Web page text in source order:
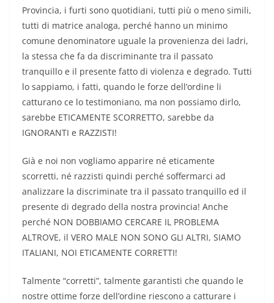
Provincia, i furti sono quotidiani, tutti più o meno simili,
tutti di matrice analoga, perché hanno un minimo
comune denominatore uguale la provenienza dei ladri,
la stessa che fa da discriminante tra il passato
tranquillo e il presente fatto di violenza e degrado. Tutti
lo sappiamo, i fatti, quando le forze dell’ordine li
catturano ce lo testimoniano, ma non possiamo dirlo,
sarebbe ETICAMENTE SCORRETTO, sarebbe da
IGNORANTI e RAZZISTI!
Già e noi non vogliamo apparire né eticamente
scorretti, né razzisti quindi perché soffermarci ad
analizzare la discriminate tra il passato tranquillo ed il
presente di degrado della nostra provincia! Anche
perché NON DOBBIAMO CERCARE IL PROBLEMA
ALTROVE, il VERO MALE NON SONO GLI ALTRI, SIAMO
ITALIANI, NOI ETICAMENTE CORRETTI!
Talmente “corretti”, talmente garantisti che quando le
nostre ottime forze dell’ordine riescono a catturare i